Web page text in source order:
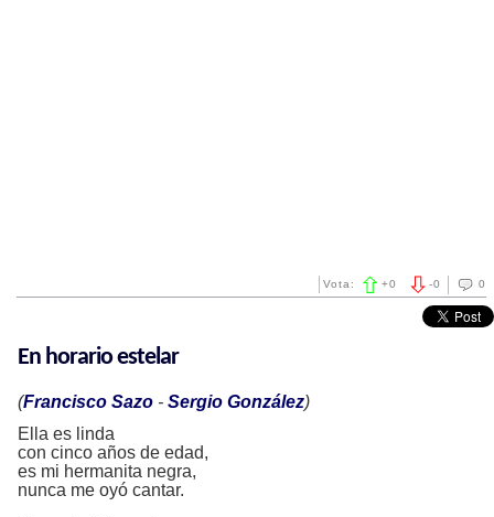
0
-0
Vota: +0
En horario estelar
(Francisco Sazo - Sergio González)
Ella es linda
con cinco años de edad,
es mi hermanita negra,
nunca me oyó cantar.